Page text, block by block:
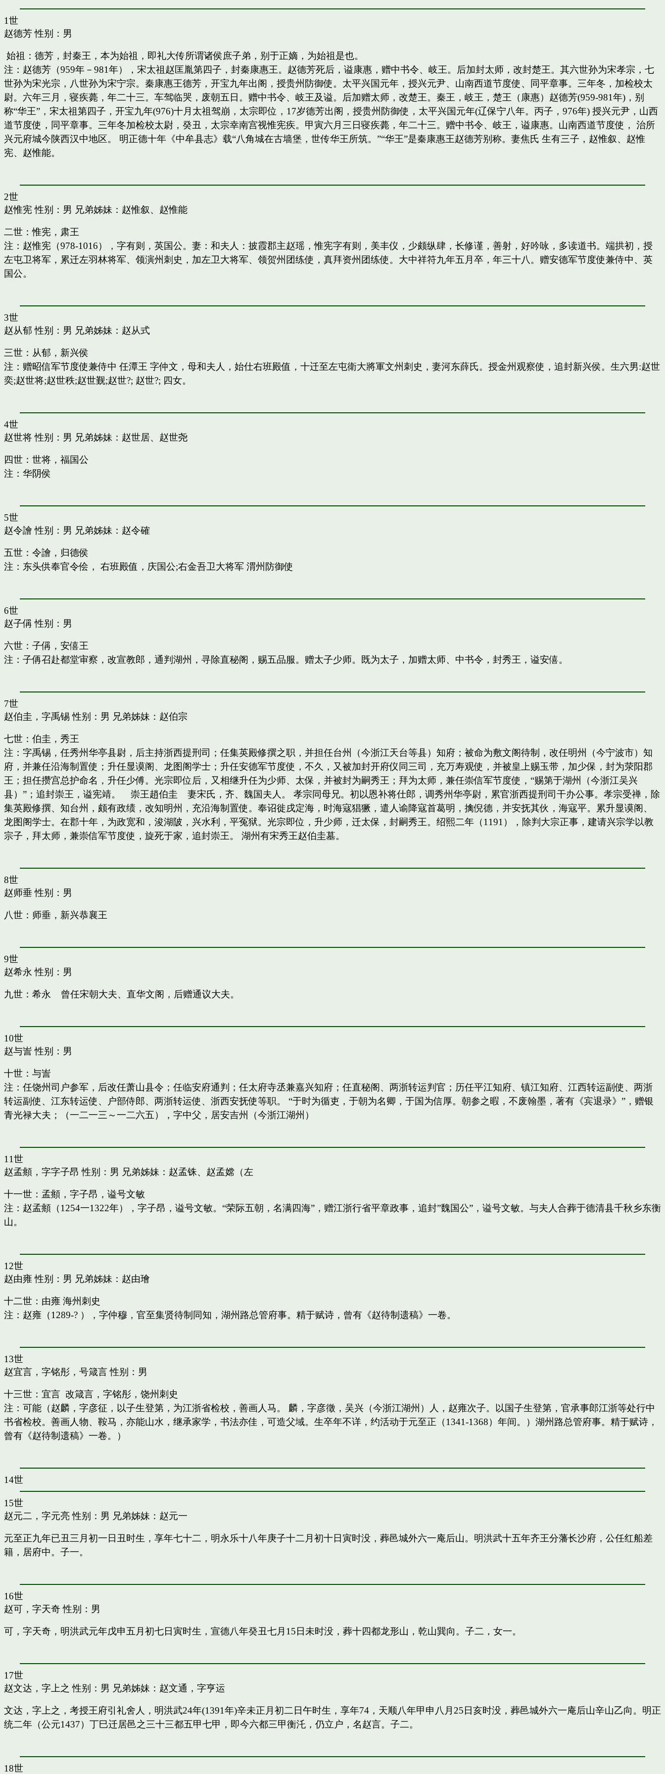
1世
赵德芳性别：男
始祖：德芳，封秦王，本为始祖，即礼大传所谓诸侯庶子弟，别于正嫡，为始祖是也。
注：赵德芳（959年－981年），宋太祖赵匡胤第四子，封秦康惠王。赵德芳死后，谥康惠，赠中书令、岐王。后加封太师，改封楚王。其六世孙为宋孝宗，七
世孙为宋光宗，八世孙为宋宁宗。秦康惠王德芳，开宝九年出阁，授贵州防御使。太平兴国元年，授兴元尹、山南西道节度使、同平章事。三年冬，加检校太
尉。六年三月，寝疾薨，年二十三。车驾临哭，废朝五日。赠中书令、岐王及谥。后加赠太师，改楚王。秦王，岐王，楚王（康惠）赵德芳(959-981年)，别
称“华王”，宋太祖第四子，开宝九年(976)十月太祖驾崩，太宗即位，17岁德芳出阁，授贵州防御使，太平兴国元年(辽保宁八年。丙子，976年) 授兴元尹，山西
道节度使，同平章事。三年冬加检校太尉，癸丑，太宗幸南宫视惟宪疾。甲寅六月三日寝疾薨，年二十三。赠中书令、岐王，谥康惠。山南西道节度使， 治所
兴元府城今陕西汉中地区。 明正德十年《中牟县志》载“八角城在古墙堡，世传华王所筑。”“华王”是秦康惠王赵德芳别称。妻焦氏 生有三子，赵惟叙、赵惟
宪、赵惟能。
2世
赵惟宪 性别：男 兄弟姊妹： 赵惟叙、 赵惟能
二世：惟宪，肃王
注：赵惟宪（978-1016），字有则，英国公。妻：和夫人：披霞郡主赵瑶，惟宪字有则，美丰仪，少颇纵肆，长修谨，善射，好吟咏，多读道书。端拱初，授
左屯卫将军，累迁左羽林将军、领演州刺史，加左卫大将军、领贺州团练使，真拜资州团练使。大中祥符九年五月卒，年三十八。赠安德军节度使兼侍中、英
国公。
3世
赵从郁 性别：男 兄弟姊妹： 赵从式
三世：从郁，新兴侯
注：赠昭信军节度使兼侍中 任潭王 字仲文，母和夫人，始仕右班殿值，十迁至左屯衛大將軍文州刺史，妻河东薛氏。授金州观察使，追封新兴侯。生六男:赵世
奕;赵世将;赵世秩;赵世觐;赵世?; 赵世?; 四女。
4世
赵世将性别：男 兄弟姊妹： 赵世居、 赵世尧
四世：世将，福国公
注：华阴侯
5世
赵令譮 性别：男 兄弟姊妹： 赵令確
五世：令譮，归德侯
注：东头供奉官令侩， 右班殿值，庆国公;右金吾卫大将军 渭州防御使
6世
赵子偁 性别：男
六世：子偁，安僖王
注：子侢召赴都堂审察，改宣教郎，通判湖州，寻除直秘阁，赐五品服。赠太子少师。既为太子，加赠太师、中书令，封秀王，谥安僖。
7世
赵伯圭，字禹锡 性别：男 兄弟姊妹： 赵伯宗
七世：伯圭，秀王
注：字禹锡，任秀州华亭县尉，后主持浙西提刑司；任集英殿修撰之职，并担任台州（今浙江天台等县）知府；被命为敷文阁待制，改任明州（今宁波市）知
府，并兼任沿海制置使；升任显谟阁、龙图阁学士；升任安德军节度使，不久，又被加封开府仪同三司，充万寿观使，并被皇上赐玉带，加少保，封为荥阳郡
王；担任攒宫总护命名，升任少傅。光宗即位后，又相继升任为少师、太保，并被封为嗣秀王；拜为太师，兼任崇信军节度使，“赐第于湖州（今浙江吴兴
县）”；追封崇王，谥宪靖。 崇王趙伯圭 妻宋氏，齐、魏国夫人。 孝宗同母兄。初以恩补将仕郎，调秀州华亭尉，累官浙西提刑司干办公事。孝宗受禅，除
集英殿修撰、知台州，颇有政绩，改知明州，充沿海制置使。奉诏徙戌定海，时海寇猖獗，遣人谕降寇首葛明，擒倪德，并安抚其伙，海寇平。累升显谟阁、
龙图阁学士。在郡十年，为政宽和，浚湖陂，兴水利，平冤狱。光宗即位，升少师，迁太保，封嗣秀王。绍熙二年（1191），除判大宗正事，建请兴宗学以教
宗子，拜太师，兼崇信军节度使，旋死于家，追封崇王。 湖州有宋秀王赵伯圭墓。
8世
赵师垂性别：男
八世：师垂，新兴恭襄王
9世
赵希永 性别：男
九世：希永 曾任宋朝大夫、直华文阁，后赠通议大夫。
10世
赵与訔性别：男
十世：与訔
注：任饶州司户参军，后改任萧山县令；任临安府通判；任太府寺丞兼嘉兴知府；任直秘阁、两浙转运判官；历任平江知府、镇江知府、江西转运副使、两浙
转运副使、江东转运使、户部侍郎、两浙转运使、浙西安抚使等职。 “于时为循吏，于朝为名卿，于国为信厚。朝参之暇，不废翰墨，著有《宾退录》”，赠银
青光禄大夫；（一二一三～一二六五），字中父，居安吉州（今浙江湖州）
11世
赵孟頫，字字子昂 性别：男 兄弟姊妹： 赵孟铢、 赵孟嫦（左
十一世：孟頫，字子昂，谥号文敏
注：赵孟頫（1254一1322年），字子昂，谥号文敏。“荣际五朝，名满四海”，赠江浙行省平章政事，追封”魏国公”，谥号文敏。与夫人合葬于德清县千秋乡东衡
山。
12世
赵由雍 性别：男 兄弟姊妹： 赵由璯
十二世：由雍 海州刺史
注：赵雍（1289-? ），字仲穆，官至集贤待制同知，湖州路总管府事。精于赋诗，曾有《赵待制遗稿》一卷。
13世
赵宜言，字铭彤，号箴言性别：男
十三世：宜言 改箴言，字铭彤，饶州刺史
注：可能（赵麟，字彦征，以子生登第，为江浙省检校，善画人马。 麟，字彦徵，吴兴（今浙江湖州）人，赵雍次子。以国子生登第，官承事郎江浙等处行中
书省检校。善画人物、鞍马，亦能山水，继承家学，书法亦佳，可造父域。生卒年不详，约活动于元至正（1341-1368）年间。）湖州路总管府事。精于赋诗，
曾有《赵待制遗稿》一卷。）
14世
15世
赵元二，字元亮 性别：男 兄弟姊妹： 赵元一
元至正九年已丑三月初一日丑时生，享年七十二，明永乐十八年庚子十二月初十日寅时没，葬邑城外六一庵后山。明洪武十五年齐王分藩长沙府，公任红船差
籍，居府中。子一。
16世
赵可，字天奇性别：男
可，字天奇，明洪武元年戊申五月初七日寅时生，宣德八年癸丑七月15日未时没，葬十四都龙形山，乾山巽向。子二，女一。
17世
赵文达，字上之 性别：男 兄弟姊妹： 赵文通，字亨运
文达，字上之，考授王府引礼舍人，明洪武24年(1391年)辛未正月初二日午时生，享年74，天顺八年甲申八月25日亥时没，葬邑城外六一庵后山辛山乙向。明正
统二年（公元1437）丁巳迁居邑之三十三都五甲七甲，即今六都三甲衡汑，仍立户，名赵言。子二。
18世